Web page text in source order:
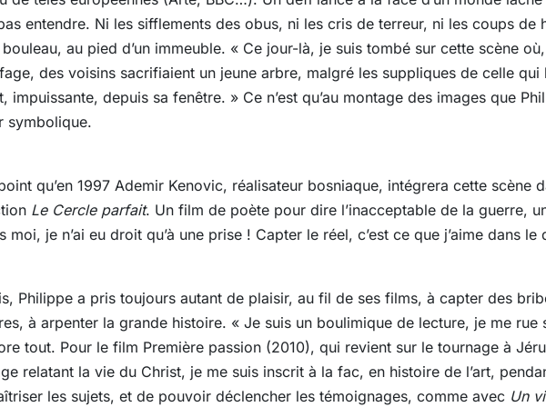
entendre. Ni les sifflements des obus, ni les cris de terreur, ni les coups de
bouleau, au pied d’un immeuble. « Ce jour-là, je suis tombé sur cette scène
des voisins sacrifiaient un jeune arbre, malgré les suppliques de celle qui
impuissante, depuis sa fenêtre. » Ce n’est qu’au montage des images que
symbolique.
qu’en 1997 Ademir Kenovic, réalisateur bosniaque, intégrera cette scène
Le Cercle parfait. Un film de poète pour dire l’inacceptable de la guerre,
moi, je n’ai eu droit qu’à une prise ! Capter le réel, c’est ce que j’aime dans
Philippe a pris toujours autant de plaisir, au fil de ses films, à capter des
à arpenter la grande histoire. « Je suis un boulimique de lecture, je me rue
tout. Pour le film Première passion (2010), qui revient sur le tournage à
relatant la vie du Christ, je me suis inscrit à la fac, en histoire de l’art,
les sujets, et de pouvoir déclencher les témoignages, comme avec Un